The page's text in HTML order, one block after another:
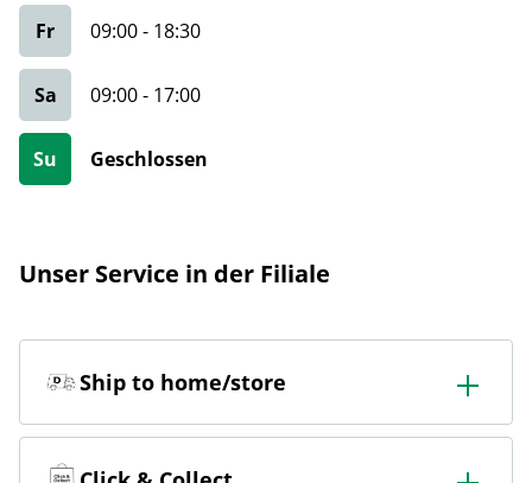
Fr 09:00- 18:30
Sa 09:00- 17:00
Su Geschlossen
Unser Service in der Filiale
Ship to home/store
In der Filiale bestellen & in die Filiale oder nach Hause
liefern lassen.